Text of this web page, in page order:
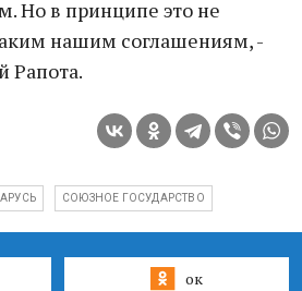
Но в принципе это не
нашим соглашениям, -
Рапота.
СОЮЗНОЕ ГОСУДАРСТВО
ок